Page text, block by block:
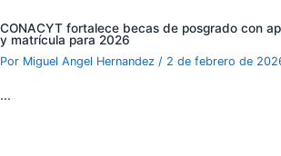
CONACYT fortalece becas de posgrado con
y matrícula para 2026
Por Miguel Angel Hernandez / 2 de febrero de
…